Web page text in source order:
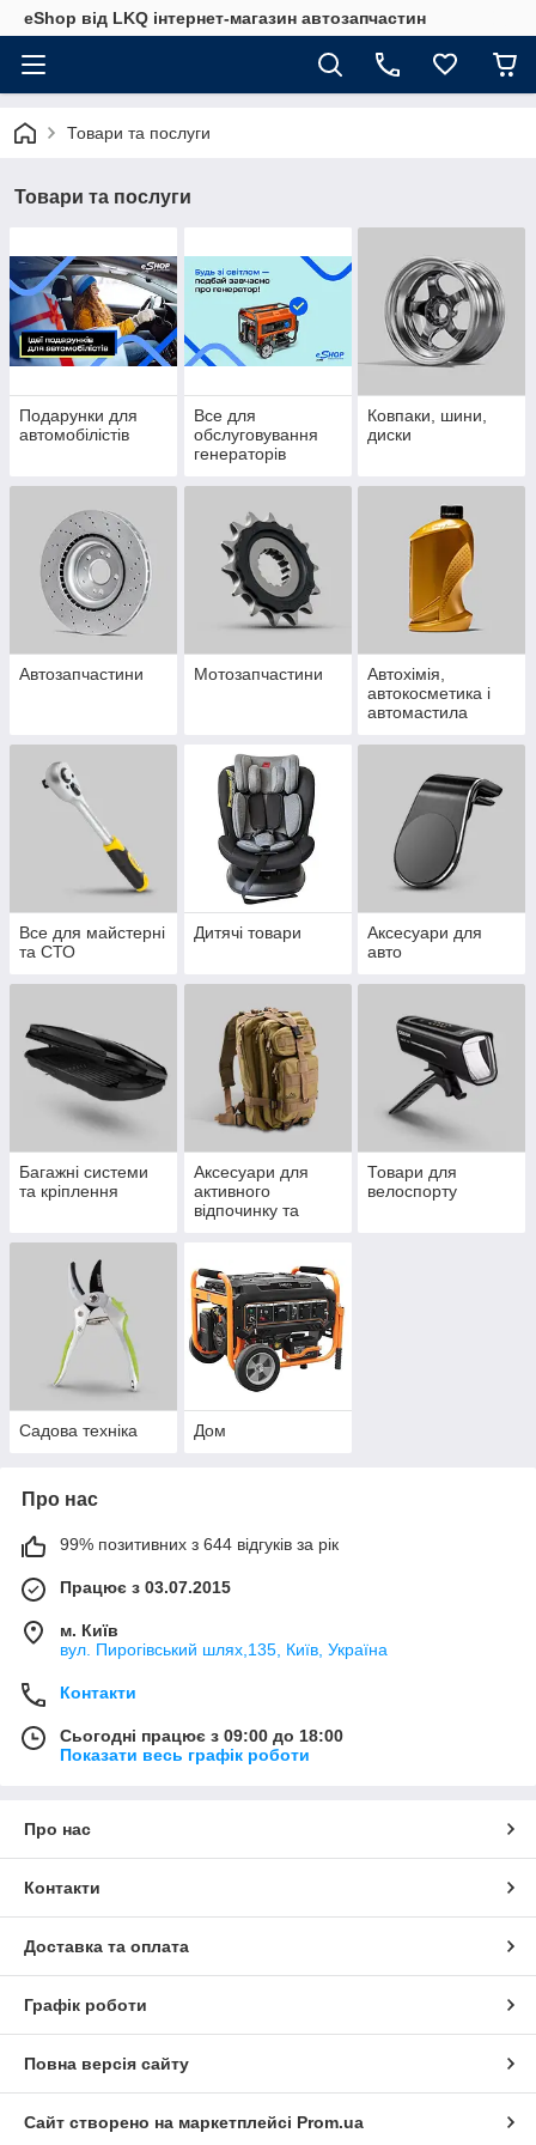
eShop від LKQ інтернет-магазин автозапчастин
Товари та послуги
Товари та послуги
Подарунки для
автомобілістів
Все для
обслуговування
генераторів
Ковпаки, шини,
диски
Автозапчастини Мотозапчастини
Автохімія,
автокосметика і
автомастила
Все для майстерні
та СТО
Дитячі товари
Аксесуари для
авто
Багажні системи
та кріплення
Аксесуари для
активного
відпочинку та
Товари для
велоспорту
Садова техніка Дом
Про нас
99% позитивних з 644 відгуків за рік
Працює з 03.07.2015
м. Київ
вул. Пирогівський шлях,135, Київ, Україна
Контакти
Сьогодні працює з 09:00 до 18:00
Показати весь графік роботи
Про нас
Контакти
Доставка та оплата
Графік роботи
Повна версія сайту
Сайт створено на маркетплейсі Prom.ua